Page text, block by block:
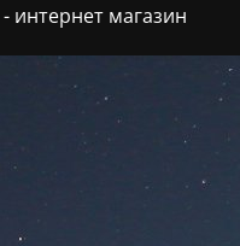
интернет магазин